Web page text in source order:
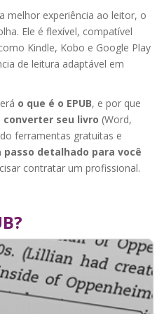
melhor experiência ao leitor, o
Ele é flexível, compatível
Kindle, Kobo e Google Play
de leitura adaptável em
o que é o EPUB, e por que
converter seu livro (Word,
ferramentas gratuitas e
passo detalhado para você
contratar um profissional.